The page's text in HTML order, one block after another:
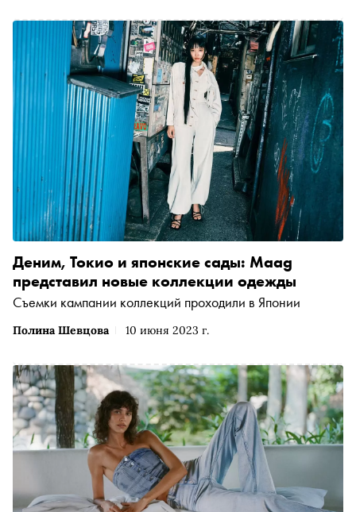
Полина Шевцова 10 июня 2023 г.
Деним, Токио и японские сады: Maag
представил новые коллекции одежды
Съемки кампании коллекций проходили в Японии